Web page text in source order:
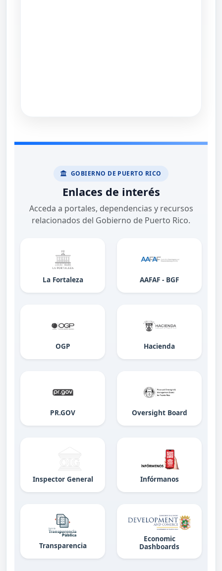
GOBIERNO DE PUERTO RICO
Enlaces de interés
Acceda a portales, dependencias y recursos
relacionados del Gobierno de Puerto Rico.
La Fortaleza AAFAF - BGF
OGP Hacienda
PR.GOV Oversight Board
Inspector General Infórmanos
Transparencia
Economic
Dashboards